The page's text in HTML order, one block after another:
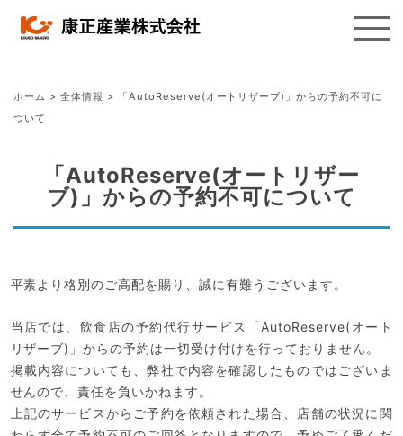
ホーム > 全体情報 >
「AutoReserve(オートリザーブ)」からの予約不可に
ついて
「AutoReserve(オートリザー
ブ)」からの予約不可について
平素より格別のご高配を賜り、誠に有難うございます。
当店では、飲食店の予約代行サービス「AutoReserve(オート
リザーブ)」からの予約は一切受け付けを行っておりません。
掲載内容についても、弊社で内容を確認したものではございま
せんので、責任を負いかねます。
上記のサービスからご予約を依頼された場合、店舗の状況に関